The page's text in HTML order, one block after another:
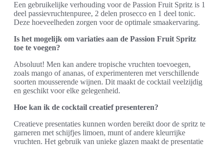
Een gebruikelijke verhouding voor de Passion Fruit Spritz is 1
deel passievruchtenpuree, 2 delen prosecco en 1 deel tonic.
Deze hoeveelheden zorgen voor de optimale smaakervaring.
Is het mogelijk om variaties aan de Passion Fruit Spritz
toe te voegen?
Absoluut! Men kan andere tropische vruchten toevoegen,
zoals mango of ananas, of experimenteren met verschillende
soorten mousserende wijnen. Dit maakt de cocktail veelzijdig
en geschikt voor elke gelegenheid.
Hoe kan ik de cocktail creatief presenteren?
Creatieve presentaties kunnen worden bereikt door de spritz te
garneren met schijfjes limoen, munt of andere kleurrijke
vruchten. Het gebruik van unieke glazen maakt de presentatie